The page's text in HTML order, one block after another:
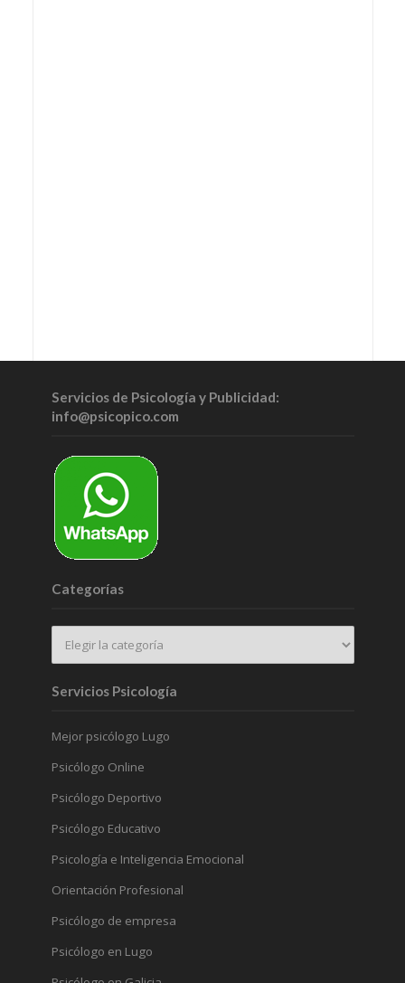
Servicios de Psicología y Publicidad:
info@psicopico.com
Categorías
Servicios Psicología
Mejor psicólogo Lugo
Psicólogo Online
Psicólogo Deportivo
Psicólogo Educativo
Psicología e Inteligencia Emocional
Orientación Profesional
Psicólogo de empresa
Psicólogo en Lugo